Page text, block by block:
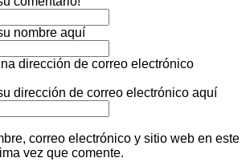
nombre aquí
dirección de correo electrónico
dirección de correo electrónico aquí
correo electrónico y sitio web en este
vez que comente.